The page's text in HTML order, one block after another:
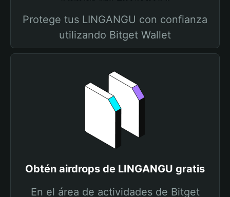
Protege tus LINGANGU con confianza
utilizando Bitget Wallet
Obtén airdrops de LINGANGU gratis
En el área de actividades de Bitget